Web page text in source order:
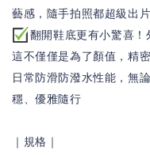
藝感，隨手拍照都超級出片
翻開鞋底更有小驚喜！
這不僅僅是為了顏值，精
日常防滑防潑水性能，無
穩、優雅隨行
｜規格｜